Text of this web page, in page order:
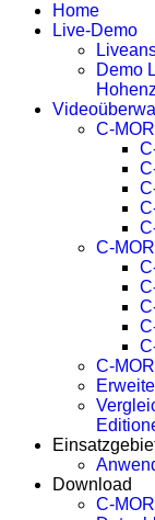
Home
Live-Demo
Demo
C-
C-
C-
Download
C-